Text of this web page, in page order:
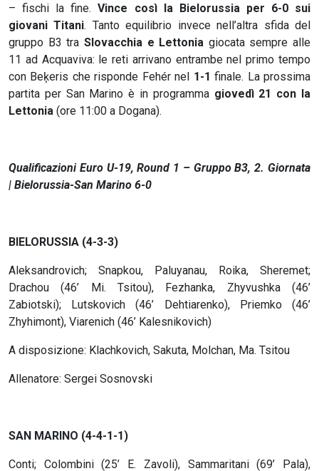
– fischi la fine.Vince così la Bielorussia per 6-0 sui
giovani Titani. Tanto equilibrio invece nell’altra sfida del
gruppo B3 tra Slovacchia e Lettonia giocata sempre alle
11 ad Acquaviva: le reti arrivano entrambe nel primo tempo
con Beķeris che risponde Fehér nel 1-1 finale. La prossima
partita per San Marino è in programma giovedì 21 con la
Lettonia (ore 11:00 a Dogana).
Qualificazioni Euro U-19, Round 1 – Gruppo B3, 2. Giornata
| Bielorussia-San Marino 6-0
BIELORUSSIA (4-3-3)
Aleksandrovich; Snapkou, Paluyanau, Roika, Sheremet;
Drachou (46’ Mi. Tsitou), Fezhanka, Zhyvushka (46’
Zabiotski); Lutskovich (46’ Dehtiarenko), Priemko (46’
Zhyhimont), Viarenich (46’ Kalesnikovich)
A disposizione: Klachkovich, Sakuta, Molchan, Ma. Tsitou
Allenatore: Sergei Sosnovski
SAN MARINO (4-4-1-1)
Conti; Colombini (25’ E. Zavoli), Sammaritani (69’ Pala),